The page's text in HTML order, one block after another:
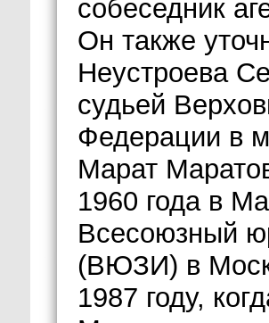
собеседник
Он также
Неустроева
судьей
Федерации в
Марат
1960 года в
Всесоюзный
(ВЮЗИ) в
1987 году,